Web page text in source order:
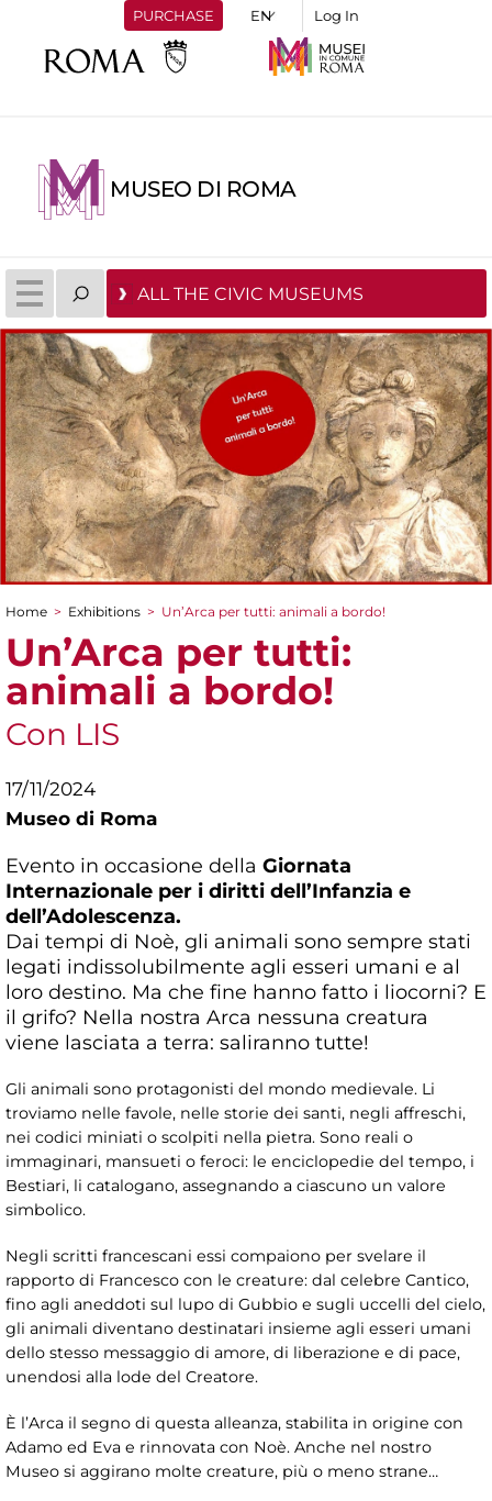
PURCHASE Log In
MUSEO DI ROMA
ALL THE CIVIC MUSEUMS
You are here
Home > Exhibitions > Un’Arca per tutti: animali a bordo!
Un’Arca per tutti:
animali a bordo!
Con LIS
17/11/2024
Museo di Roma
Evento in occasione della Giornata
Internazionale per i diritti dell’Infanzia e
dell’Adolescenza.
Dai tempi di Noè, gli animali sono sempre stati
legati indissolubilmente agli esseri umani e al
loro destino. Ma che fine hanno fatto i liocorni? E
il grifo? Nella nostra Arca nessuna creatura
viene lasciata a terra: saliranno tutte!
Gli animali sono protagonisti del mondo medievale. Li
troviamo nelle favole, nelle storie dei santi, negli affreschi,
nei codici miniati o scolpiti nella pietra. Sono reali o
immaginari, mansueti o feroci: le enciclopedie del tempo, i
Bestiari, li catalogano, assegnando a ciascuno un valore
simbolico.
Negli scritti francescani essi compaiono per svelare il
rapporto di Francesco con le creature: dal celebre Cantico,
fino agli aneddoti sul lupo di Gubbio e sugli uccelli del cielo,
gli animali diventano destinatari insieme agli esseri umani
dello stesso messaggio di amore, di liberazione e di pace,
unendosi alla lode del Creatore.
È l’Arca il segno di questa alleanza, stabilita in origine con
Adamo ed Eva e rinnovata con Noè. Anche nel nostro
Museo si aggirano molte creature, più o meno strane…